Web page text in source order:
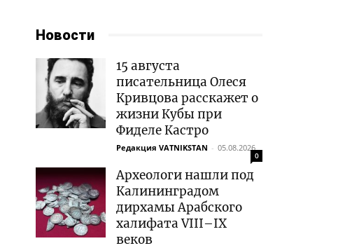
Новости
15 августа
писательница Олеся
Кривцова расскажет о
жизни Кубы при
Фиделе Кастро
Редакция VATNIKSTAN - 05.08.2026
0
Археологи нашли под
Калининградом
дирхамы Арабского
халифата VIII–IX
веков